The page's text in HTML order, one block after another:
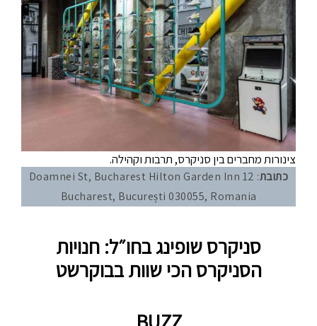
צינורות מחברים בין סניקרס, תרבות וקהילה.
כתובת
: 12 Doamnei St, Bucharest Hilton Garden Inn
Bucharest, București 030055, Romania
סניקרס שופינג בחו״ל: חנויות
הסניקרס הכי שוות בבוקרשט